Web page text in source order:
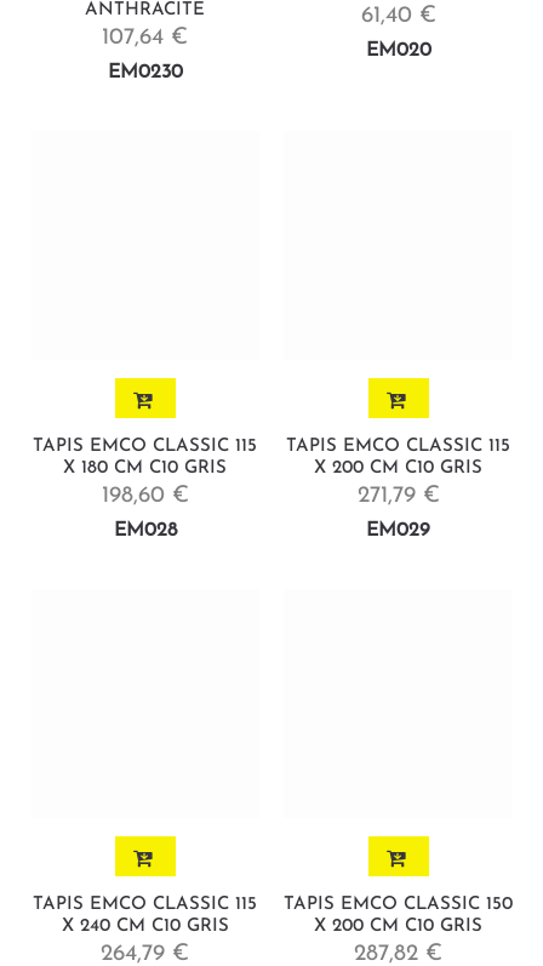
ANTHRACITE
107,64 €
EM0230
61,40 €
EM020
TAPIS EMCO CLASSIC 115
X 180 CM C10 GRIS
198,60 €
EM028
TAPIS EMCO CLASSIC 115
X 200 CM C10 GRIS
271,79 €
EM029
TAPIS EMCO CLASSIC 115
X 240 CM C10 GRIS
264,79 €
TAPIS EMCO CLASSIC 150
X 200 CM C10 GRIS
287,82 €